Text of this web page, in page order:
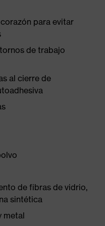
para evitar
de trabajo
al cierre de
de fibras de vidrio,
sintética
metal